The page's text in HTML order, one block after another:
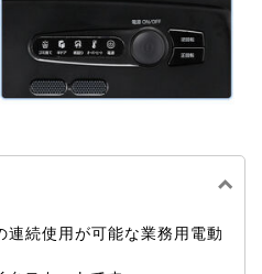
続使用が可能な業務用電動